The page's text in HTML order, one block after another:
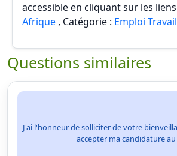
accessible en cliquant sur les
Afrique , Catégorie : Emploi
Questions similaires
J'ai l'honneur de solliciter de votre
accepter ma candidature au